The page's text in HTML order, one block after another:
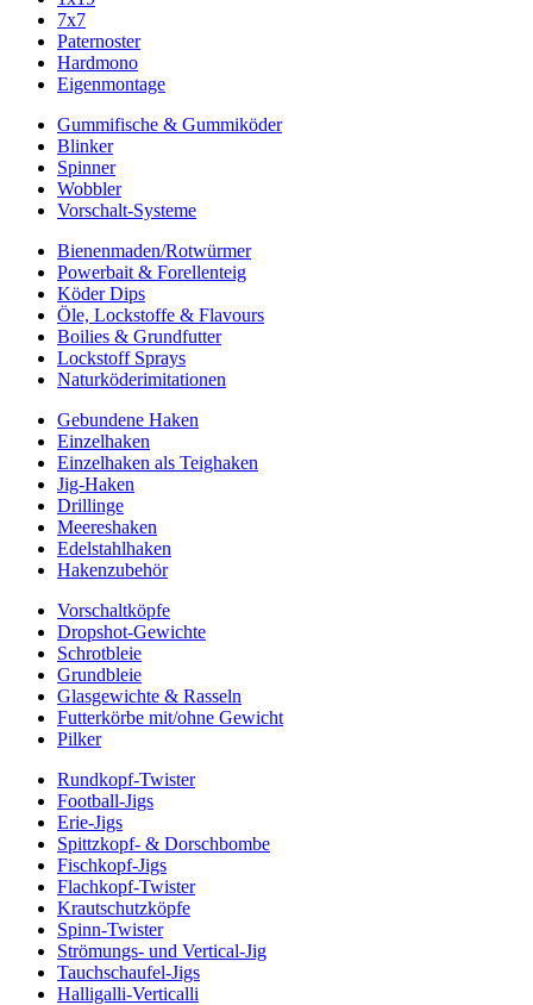
7x7
Paternoster
Hardmono
Eigenmontage
Gummifische & Gummiköder
Blinker
Spinner
Wobbler
Vorschalt-Systeme
Bienenmaden/Rotwürmer
Powerbait & Forellenteig
Köder Dips
Öle, Lockstoffe & Flavours
Boilies & Grundfutter
Lockstoff Sprays
Naturköderimitationen
Gebundene Haken
Einzelhaken
Einzelhaken als Teighaken
Jig-Haken
Drillinge
Meereshaken
Edelstahlhaken
Hakenzubehör
Vorschaltköpfe
Dropshot-Gewichte
Schrotbleie
Grundbleie
Glasgewichte & Rasseln
Futterkörbe mit/ohne Gewicht
Pilker
Rundkopf-Twister
Football-Jigs
Erie-Jigs
Spittzkopf- & Dorschbombe
Fischkopf-Jigs
Flachkopf-Twister
Krautschutzköpfe
Spinn-Twister
Strömungs- und Vertical-Jig
Tauchschaufel-Jigs
Halligalli-Verticalli